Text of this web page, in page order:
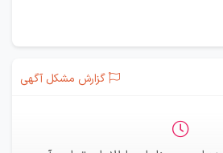
گزارش مشکل آگهی